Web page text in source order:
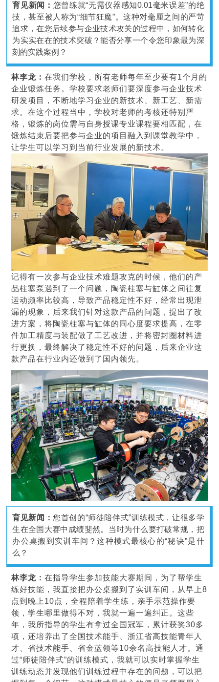
育见新闻： 您曾练就“无需仪器感知0.01毫米误差”的绝
技，甚至被人称为“细节狂魔”。这种对毫厘之间的严苛
追求，在您后续参与企业技术攻关的过程中，如何转化
为实实在在的技术突破？能否分享一个令您印象最为深
刻的实践案例？
林李龙：在我们学校，所有老师每年至少要有1个月的
企业锻炼任务。学校要求老师们要深度参与企业技术
研发项目，不断地学习企业的新技术、新工艺、新需
求。在这个过程当中，学校对老师的考核还特别严
格，锻炼的岗位需与自身授课专业课程要相匹配，在
锻炼结束后要把参与企业的项目融入到课堂教学中，
让学生可以学习到当前行业发展的新技术。
记得有一次参与企业技术难题攻克的时候，他们的产
品柱塞泵遇到了一个问题，陶瓷柱塞与缸体之间往复
运动频率比较高，导致产品稳定性不好，经常出现泄
漏的现象，后来我们针对这款产品的问题，提出了改
进方案，将陶瓷柱塞与缸体的同心度要求提高，在零
件加工精度与装配做了工艺改进，并将密封圈材料进
行更换，最终解决了稳定性不好的问题，后来企业这
款产品在行业内还做到了国内领先。
育见新闻：您首创的“师徒陪伴式”训练模式，让很多学
生在全国大赛中成绩斐然。当时为什么要打破常规，把
办公桌搬到实训车间？这种模式最核心的“秘诀”是什
么？
林李龙：在指导学生参加技能大赛期间，为了帮学生
练好技能，我直接把办公桌搬到了实训车间，从早上8
点到晚上10点，全程陪着学生练，亲手示范操作要
领，学生哪里做得不对，我就一遍一遍纠正。这些
年，我所指导的学生有拿过全国冠军，累计获奖30多
项，还培养出了全国技术能手、浙江省高技能青年人
才、省技术能手、省金蓝领等10余名高技能人才。通
过“师徒陪伴式”的训练模式，我就可以实时掌握学生
训练动态并发现他们训练过程中存在的问题，可以把